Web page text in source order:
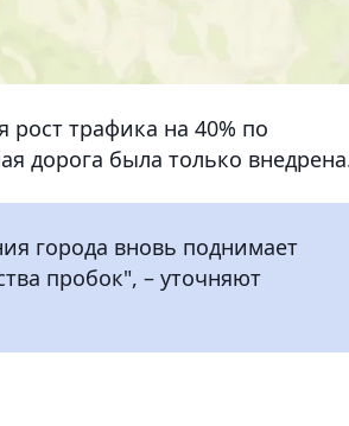
рост трафика на 40% по
дорога была только
города вновь поднимает
пробок", – уточняют